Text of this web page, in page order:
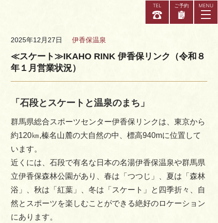
アクセス
お知らせ
リラクゼー
2025年12月27日 伊香保温泉
≪スケート≫IKAHO RINK 伊香保リンク（令和８
年１月営業状況）
「石段とスケートと温泉のまち」
群馬県総合スポーツセンター伊香保リンクは、東京から
約120㎞,榛名山麓の大自然の中、標高940mに位置して
います。
近くには、石段で有名な日本の名湯伊香保温泉や群馬県
立伊香保森林公園があり、春は「つつじ」、夏は「森林
浴」、秋は「紅葉」、冬は「スケート」と四季折々、自
然とスポーツを楽しむことができる絶好のロケーション
にあります。
TEL ご予約